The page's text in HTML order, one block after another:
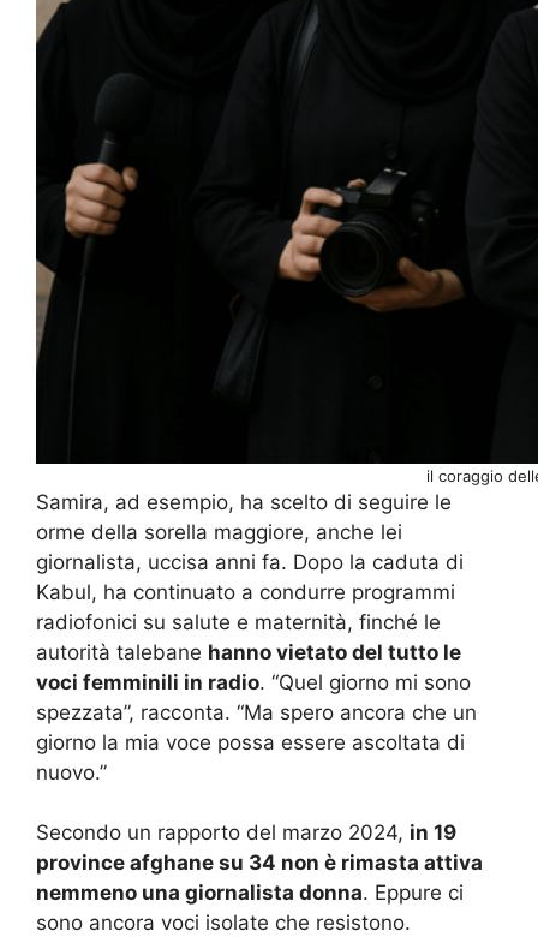
il coraggio
Samira, ad esempio, ha scelto di seguire le
orme della sorella maggiore, anche lei
giornalista, uccisa anni fa. Dopo la caduta di
Kabul, ha continuato a condurre programmi
radiofonici su salute e maternità, finché le
autorità talebane hanno vietato del tutto le
voci femminili in radio. “Quel giorno mi sono
spezzata”, racconta. “Ma spero ancora che un
giorno la mia voce possa essere ascoltata di
nuovo.”
Secondo un rapporto del marzo 2024, in 19
province afghane su 34 non è rimasta attiva
nemmeno una giornalista donna. Eppure ci
sono ancora voci isolate che resistono.